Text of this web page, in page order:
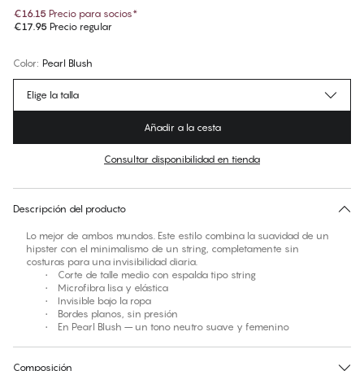
€16.15 Precio para socios*
€17.95 Precio regular
Color: Pearl Blush
No hay talla sugerida para este artículo
Elige la talla
Añadir a la cesta
Consultar disponibilidad en tienda
Descripción del producto
Lo mejor de ambos mundos. Este estilo combina la suavidad de un
hipster con el minimalismo de un string, completamente sin
costuras para una invisibilidad diaria.
• Corte de talle medio con espalda tipo string
• Microfibra lisa y elástica
• Invisible bajo la ropa
• Bordes planos, sin presión
• En Pearl Blush – un tono neutro suave y femenino
Composición